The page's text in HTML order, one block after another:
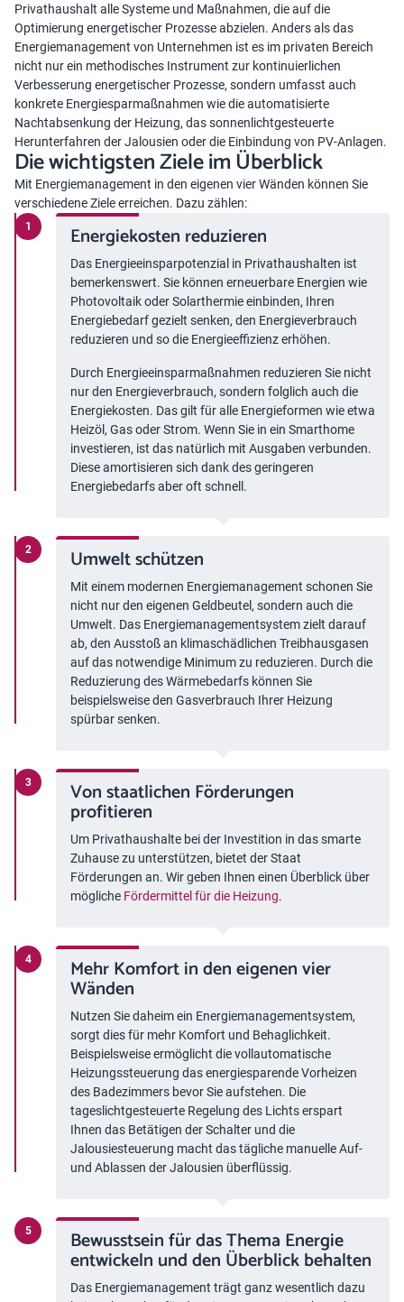
Privathaushalt alle Systeme und Maßnahmen, die auf die
Optimierung energetischer Prozesse abzielen. Anders als das
Energiemanagement von Unternehmen ist es im privaten Bereich
nicht nur ein methodisches Instrument zur kontinuierlichen
Verbesserung energetischer Prozesse, sondern umfasst auch
konkrete Energiesparmaßnahmen wie die automatisierte
Nachtabsenkung der Heizung, das sonnenlichtgesteuerte
Herunterfahren der Jalousien oder die Einbindung von PV-Anlagen.
Die wichtigsten Ziele im Überblick
Mit Energiemanagement in den eigenen vier Wänden können Sie
verschiedene Ziele erreichen. Dazu zählen:
Energiekosten reduzieren
Das Energieeinsparpotenzial in Privathaushalten ist
bemerkenswert. Sie können erneuerbare Energien wie
Photovoltaik oder Solarthermie einbinden, Ihren
Energiebedarf gezielt senken, den Energieverbrauch
reduzieren und so die Energieeffizienz erhöhen.
Durch Energieeinsparmaßnahmen reduzieren Sie nicht
nur den Energieverbrauch, sondern folglich auch die
Energiekosten. Das gilt für alle Energieformen wie etwa
Heizöl, Gas oder Strom. Wenn Sie in ein Smarthome
investieren, ist das natürlich mit Ausgaben verbunden.
Diese amortisieren sich dank des geringeren
Energiebedarfs aber oft schnell.
Umwelt schützen
Mit einem modernen Energiemanagement schonen Sie
nicht nur den eigenen Geldbeutel, sondern auch die
Umwelt. Das Energiemanagementsystem zielt darauf
ab, den Ausstoß an klimaschädlichen Treibhausgasen
auf das notwendige Minimum zu reduzieren. Durch die
Reduzierung des Wärmebedarfs können Sie
beispielsweise den Gasverbrauch Ihrer Heizung
spürbar senken.
Von staatlichen Förderungen
profitieren
Um Privathaushalte bei der Investition in das smarte
Zuhause zu unterstützen, bietet der Staat
Förderungen an. Wir geben Ihnen einen Überblick über
mögliche Fördermittel für die Heizung.
Mehr Komfort in den eigenen vier
Wänden
Nutzen Sie daheim ein Energiemanagementsystem,
sorgt dies für mehr Komfort und Behaglichkeit.
Beispielsweise ermöglicht die vollautomatische
Heizungssteuerung das energiesparende Vorheizen
des Badezimmers bevor Sie aufstehen. Die
tageslichtgesteuerte Regelung des Lichts erspart
Ihnen das Betätigen der Schalter und die
Jalousiesteuerung macht das tägliche manuelle Auf-
und Ablassen der Jalousien überflüssig.
Bewusstsein für das Thema Energie
entwickeln und den Überblick behalten
Das Energiemanagement trägt ganz wesentlich dazu